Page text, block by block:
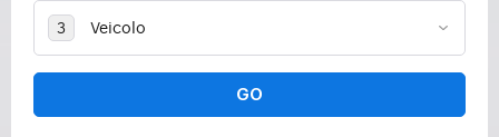
GO